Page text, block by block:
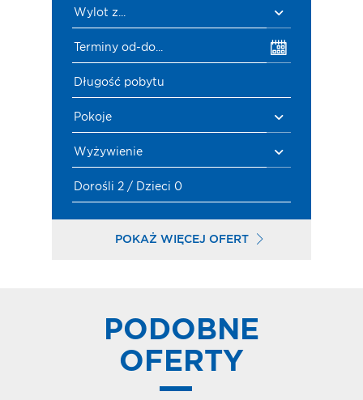
Wylot z...
Terminy od-do...
Długość pobytu
Pokoje
Wyżywienie
Dorośli 2 / Dzieci 0
POKAŻ WIĘCEJ OFERT
PODOBNE
OFERTY